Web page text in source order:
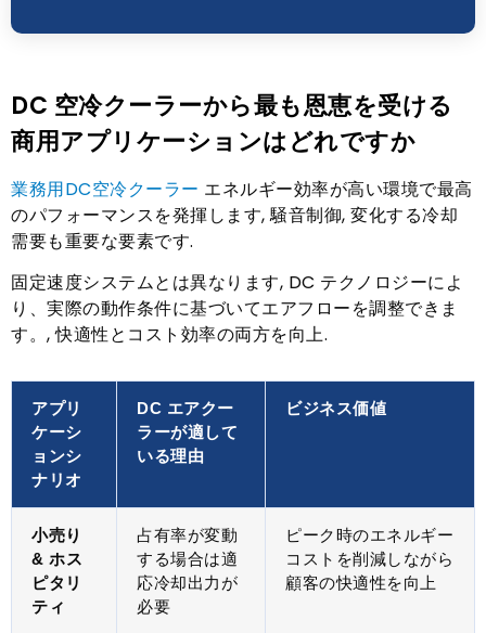
DC 空冷クーラーから最も恩恵を受ける
商用アプリケーションはどれですか
業務用DC空冷クーラー エネルギー効率が高い環境で最高
のパフォーマンスを発揮します, 騒音制御, 変化する冷却
需要も重要な要素です.
固定速度システムとは異なります, DC テクノロジーによ
り、実際の動作条件に基づいてエアフローを調整できま
す。, 快適性とコスト効率の両方を向上.
アプリ
ケーシ
ョンシ
ナリオ
DC エアクー
ラーが適して
いる理由
ビジネス価値
小売り
& ホス
ピタリ
ティ
占有率が変動
する場合は適
応冷却出力が
必要
ピーク時のエネルギー
コストを削減しながら
顧客の快適性を向上